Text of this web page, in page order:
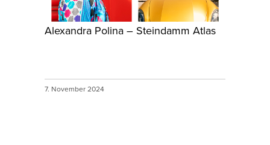
Alexandra Polina – Steindamm Atlas
7. November 2024